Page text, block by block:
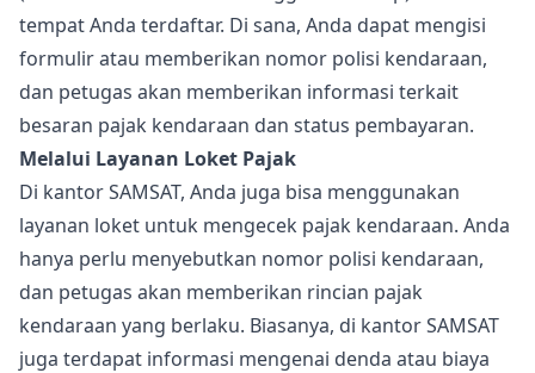
tempat Anda terdaftar. Di sana, Anda dapat mengisi
formulir atau memberikan nomor polisi kendaraan,
dan petugas akan memberikan informasi terkait
besaran pajak kendaraan dan status pembayaran.
Melalui Layanan Loket Pajak
Di kantor SAMSAT, Anda juga bisa menggunakan
layanan loket untuk mengecek pajak kendaraan. Anda
hanya perlu menyebutkan nomor polisi kendaraan,
dan petugas akan memberikan rincian pajak
kendaraan yang berlaku. Biasanya, di kantor SAMSAT
juga terdapat informasi mengenai denda atau biaya